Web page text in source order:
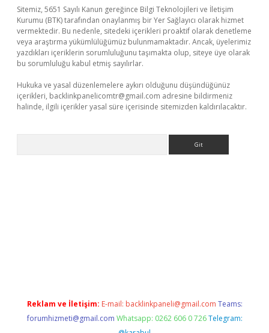
Sitemiz, 5651 Sayılı Kanun gereğince Bilgi Teknolojileri ve İletişim
Kurumu (BTK) tarafından onaylanmış bir Yer Sağlayıcı olarak hizmet
vermektedir. Bu nedenle, sitedeki içerikleri proaktif olarak denetleme
veya araştırma yükümlülüğümüz bulunmamaktadır. Ancak, üyelerimiz
yazdıkları içeriklerin sorumluluğunu taşımakta olup, siteye üye olarak
bu sorumluluğu kabul etmiş sayılırlar.
Hukuka ve yasal düzenlemelere aykırı olduğunu düşündüğünüz
içerikleri, backlinkpanelicomtr@gmail.com adresine bildirmeniz
halinde, ilgili içerikler yasal süre içerisinde sitemizden kaldırılacaktır.
Reklam ve İletişim: E-mail: backlinkpaneli@gmail.com Teams:
forumhizmeti@gmail.com Whatsapp: 0262 606 0 726 Telegram: